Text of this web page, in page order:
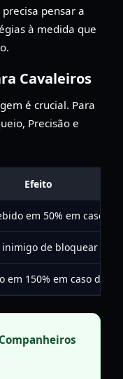
precisa pensar a
à medida que
Cavaleiros
é crucial. Para
Precisão e
Efeito
em 50% em caso de
inimigo de bloquear
em 150% em caso de